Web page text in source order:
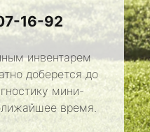
16-92
инвентарем
доберется до
мини-
время.